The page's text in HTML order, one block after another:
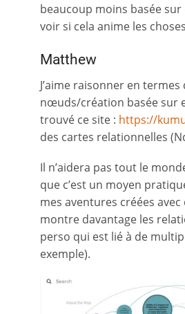
beaucoup moins basée sur
voir si cela anime les
Matthew
J’aime raisonner en termes
nœuds/création basée sur
trouvé ce site : https://
des cartes relationnelles
Il n’aidera pas tout le
que c’est un moyen
mes aventures créées
montre davantage les
perso qui est lié à de
exemple).